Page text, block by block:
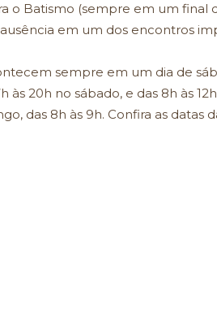
o Batismo (sempre em um final
em um dos encontros
sempre em um dia de
às 20h no sábado, e das 8h às
das 8h às 9h. Confira as datas